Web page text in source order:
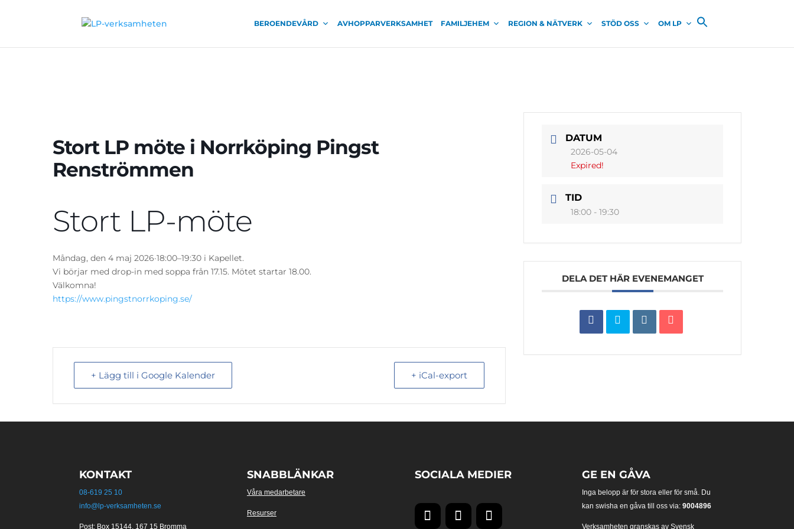
BEROENDEVÅRD AVHOPPARVERKSAMHET FAMILJEHEM REGION & NÄTVERK STÖD OSS OM LP
Stort LP möte i Norrköping Pingst
Renströmmen
Stort LP-möte
Måndag, den 4 maj 2026·18:00–19:30 i Kapellet.
Vi börjar med drop-in med soppa från 17.15. Mötet startar 18.00.
Välkomna!
https://www.pingstnorrkoping.se/
+ Lägg till i Google Kalender + iCal-export
DATUM
2026-05-04
Expired!
TID
18:00 - 19:30
DELA DET HÄR EVENEMANGET
KONTAKT
08-619 25 10
info@lp-verksamheten.se
Post: Box 15144, 167 15 Bromma
SNABBLÄNKAR
Våra medarbetare
Resurser
SOCIALA MEDIER GE EN GÅVA
Inga belopp är för stora eller för små. Du
kan swisha en gåva till oss via: 9004896
Verksamheten granskas av Svensk